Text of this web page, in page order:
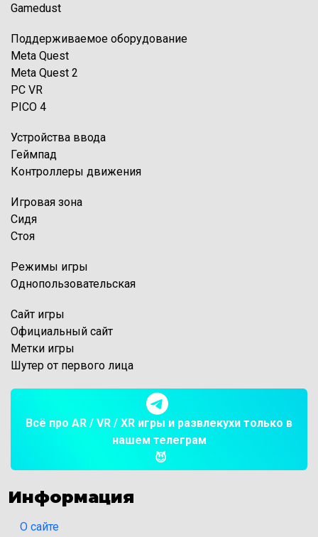
Gamedust
Поддерживаемое оборудование
Meta Quest
Meta Quest 2
PC VR
PICO 4
Устройства ввода
Геймпад
Контроллеры движения
Игровая зона
Сидя
Стоя
Режимы игры
Однопользовательская
Сайт игры
Официальный сайт
Метки игры
Шутер от первого лица
Всё про AR / VR / XR игры и развлекухи только в
нашем телеграм
😈
Информация
О сайте